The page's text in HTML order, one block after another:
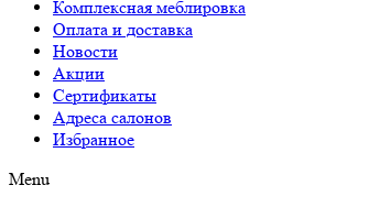
Комплексная меблировка
Оплата и доставка
Новости
Акции
Сертификаты
Адреса салонов
Избранное
Menu